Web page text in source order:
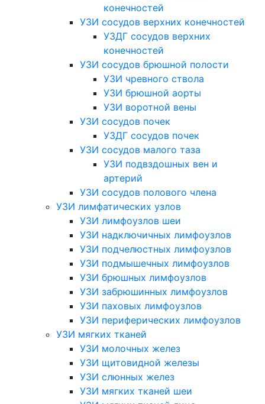
конечностей
УЗИ сосудов верхних конечностей
УЗДГ сосудов верхних
конечностей
УЗИ сосудов брюшной полости
УЗИ чревного ствола
УЗИ брюшной аорты
УЗИ воротной вены
УЗИ сосудов почек
УЗДГ сосудов почек
УЗИ сосудов малого таза
УЗИ подвздошных вен и
артерий
УЗИ сосудов полового члена
УЗИ лимфатических узлов
УЗИ лимфоузлов шеи
УЗИ надключичных лимфоузлов
УЗИ подчелюстных лимфоузлов
УЗИ подмышечных лимфоузлов
УЗИ брюшных лимфоузлов
УЗИ забрюшинных лимфоузлов
УЗИ паховых лимфоузлов
УЗИ периферических лимфоузлов
УЗИ мягких тканей
УЗИ молочных желез
УЗИ щитовидной железы
УЗИ слюнных желез
УЗИ мягких тканей шеи